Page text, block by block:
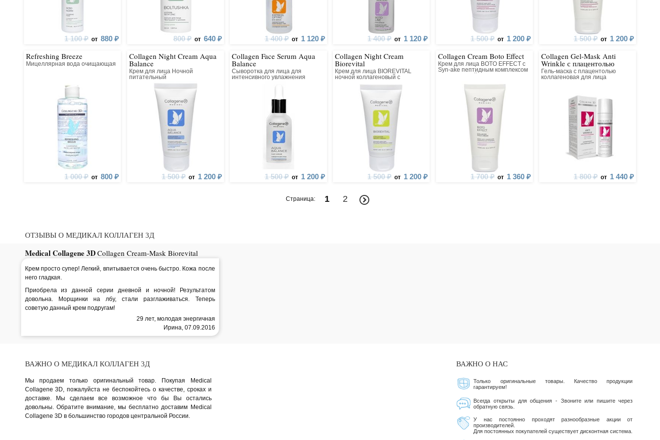
и отсутствием нежелательных
компонентов (гормонов,
1 100 ₽ от 880 ₽ 800 ₽ от 640 ₽ 1 400 ₽ от 1 120 ₽ 1 400 ₽ от 1 120 ₽ 1 500 ₽ от 1 200 ₽ 1 500 ₽ от 1 200 ₽
Refreshing Breeze
Мицеллярная вода очищающая
1 000 ₽ от 800 ₽
Collagen Night Cream Aqua
Balance
Крем для лица Ночной
питательный
восстанавливающий
1 500 ₽ от 1 200 ₽
Collagen Face Serum Aqua
Balance
Сыворотка для лица для
интенсивного увлажнения
1 500 ₽ от 1 200 ₽
Collagen Night Cream
Biorevital
Крем для лица BIOREVITAL
ночной коллагеновый с
восстанавливающим комплексом
1 500 ₽ от 1 200 ₽
Collagen Cream Boto Effect
Крем для лица BOTO EFFECT с
Syn-ake пептидным комплексом
1 700 ₽ от 1 360 ₽
Collagen Gel-Mask Anti
Wrinkle с плацентолью
Гель-маска с плацентолью
коллагеновая для лица
1 800 ₽ от 1 440 ₽
Страница: 1 2
ОТЗЫВЫ О МЕДИКАЛ КОЛЛАГЕН 3Д
Medical Collagene 3DCollagen Cream-Mask Biorevital
Крем просто супер! Легкий, впитывается очень быстро. Кожа после
него гладкая.
Приобрела из данной серии дневной и ночной! Результатом
довольна. Морщинки на лбу, стали разглаживаться. Теперь
советую данный крем подругам!
29 лет, молодая энергичная
Ирина, 07.09.2016
ВАЖНО О МЕДИКАЛ КОЛЛАГЕН 3Д ВАЖНО О НАС
Мы продаем только оригинальный товар. Покупая Medical
Collagene 3D, пожалуйста не беспокойтесь о качестве, сроках и
доставке. Мы сделаем все возможное что бы Вы остались
довольны. Обратите внимание, мы бесплатно доставим Medical
Collagene 3D в большинство городов центральной России.
Только оригинальные товары. Качество продукции
гарантируем!
Всегда открыты для общения - Звоните или пишите через
обратную связь.
У нас постоянно проходят разнообразные акции от
производителей.
Для постоянных покупателей существует дисконтная система.